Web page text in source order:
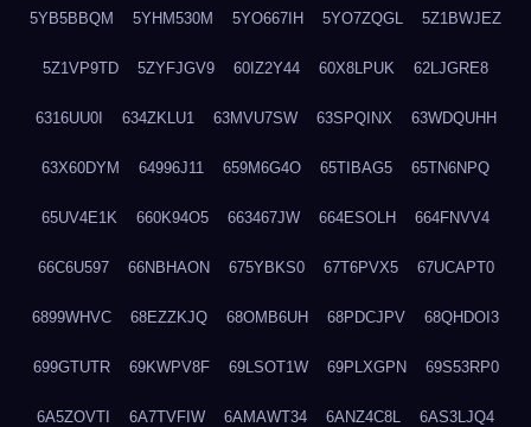
5YB5BBQM 5YHM530M 5YO667IH 5YO7ZQGL 5Z1BWJEZ
5Z1VP9TD 5ZYFJGV9 60IZ2Y44 60X8LPUK 62LJGRE8
6316UU0I 634ZKLU1 63MVU7SW 63SPQINX 63WDQUHH
63X60DYM 64996J11 659M6G4O 65TIBAG5 65TN6NPQ
65UV4E1K 660K94O5 663467JW 664ESOLH 664FNVV4
66C6U597 66NBHAON 675YBKS0 67T6PVX5 67UCAPT0
6899WHVC 68EZZKJQ 68OMB6UH 68PDCJPV 68QHDOI3
699GTUTR 69KWPV8F 69LSOT1W 69PLXGPN 69S53RP0
6A5ZOVTI 6A7TVFIW 6AMAWT34 6ANZ4C8L 6AS3LJQ4